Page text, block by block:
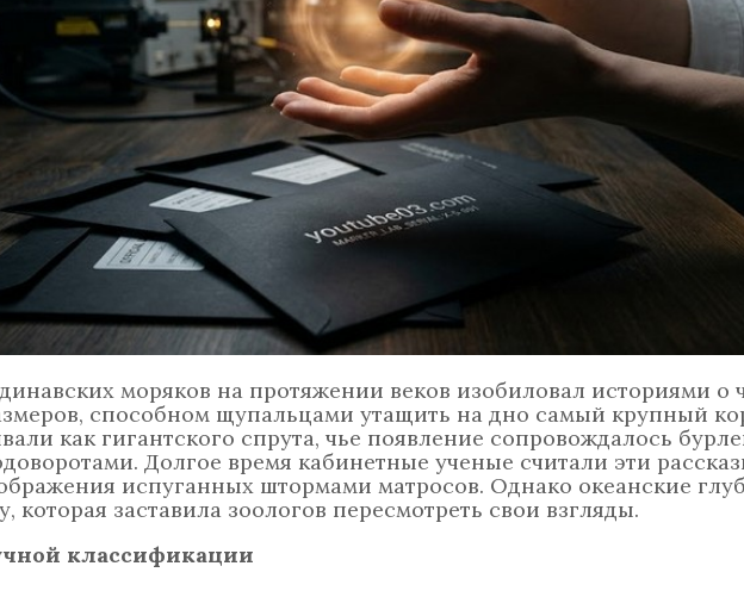
моряков на протяжении веков изобиловал историями о
способном щупальцами утащить на дно самый крупный
как гигантского спрута, чье появление сопровождалось
Долгое время кабинетные ученые считали эти
испуганных штормами матросов. Однако океанские
которая заставила зоологов пересмотреть свои взгляды.
классификации